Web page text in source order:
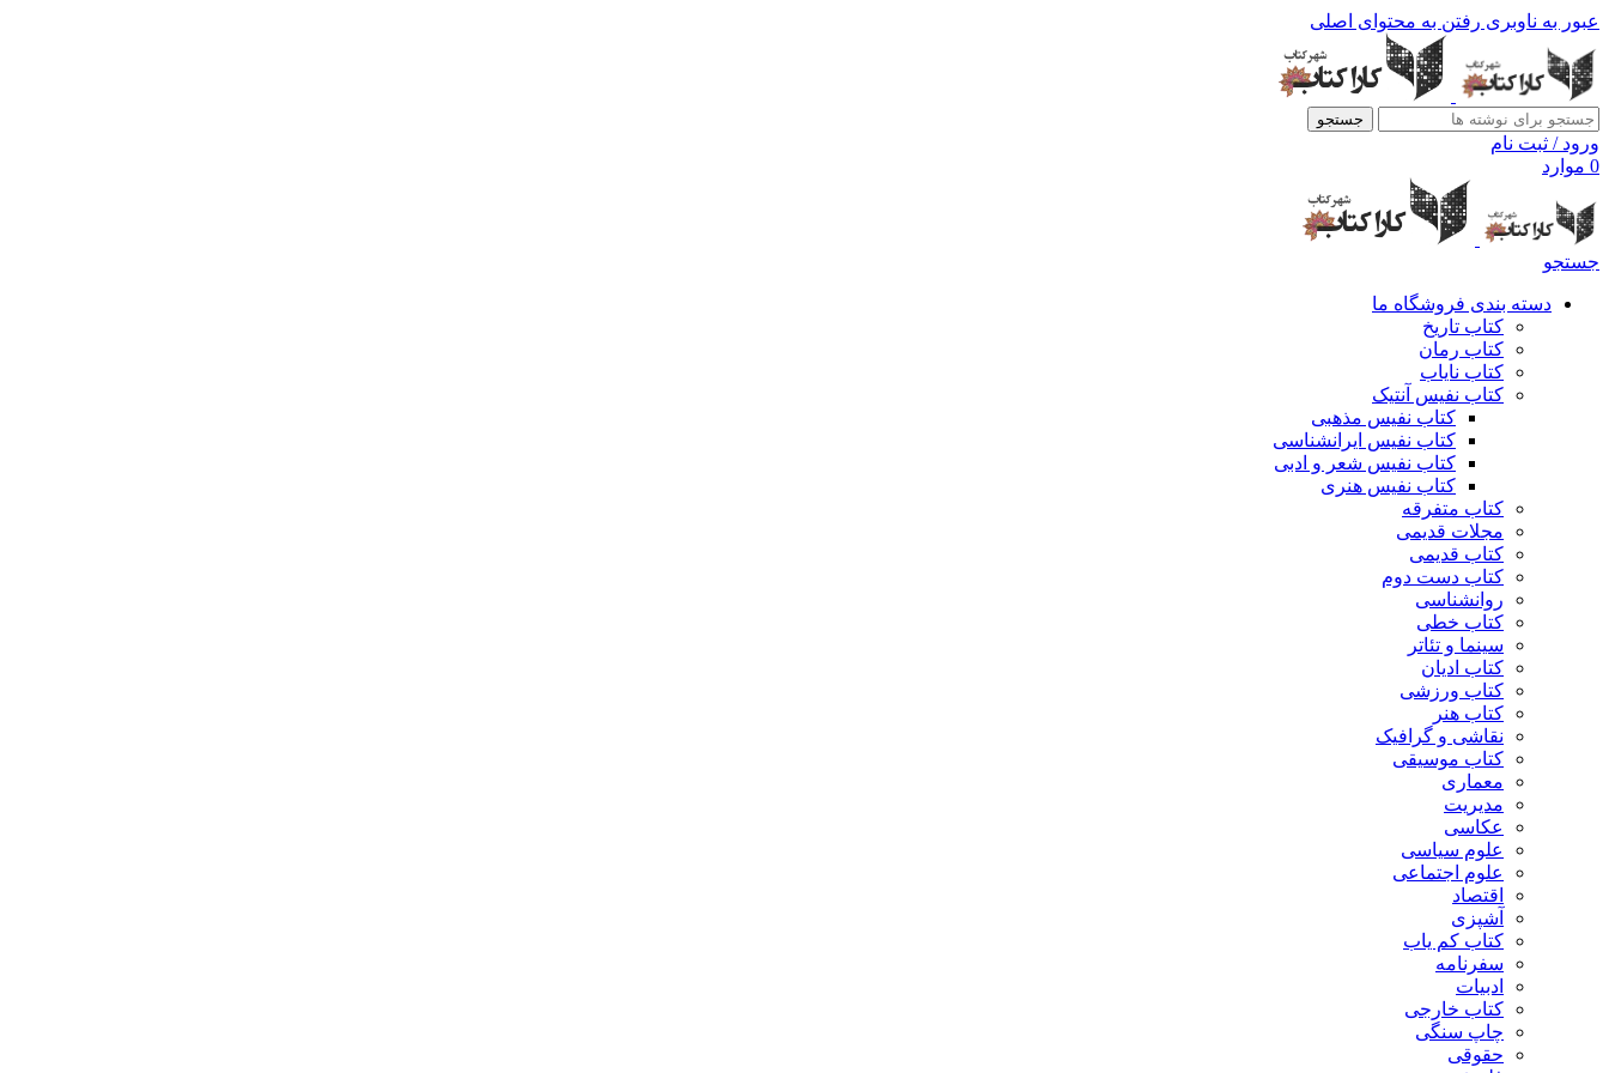
عبور به ناوبری رفتن به محتوای اصلی
جستجو
ورود / ثبت نام
0 موارد
جستجو
دسته بندی فروشگاه ما
کتاب تاریخ
کتاب رمان
کتاب نایاب
کتاب نفیس آنتیک
کتاب نفیس مذهبی
کتاب نفیس ایرانشناسی
کتاب نفیس شعر و ادبی
کتاب نفیس هنری
کتاب متفرقه
مجلات قدیمی
کتاب قدیمی
کتاب دست دوم
روانشناسی
کتاب خطی
سینما و تئاتر
کتاب ادیان
کتاب ورزشی
کتاب هنر
نقاشی و گرافیک
کتاب موسیقی
معماری
مدیریت
عکاسی
علوم سیاسی
علوم اجتماعی
اقتصاد
آشپزی
کتاب کم یاب
سفرنامه
ادبیات
کتاب خارجی
چاپ سنگی
حقوقی